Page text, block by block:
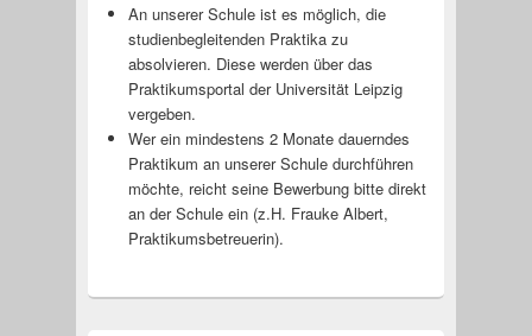
An unserer Schule ist es möglich, die
studienbegleitenden Praktika zu
absolvieren. Diese werden über das
Praktikumsportal der Universität Leipzig
vergeben.
Wer ein mindestens 2 Monate dauerndes
Praktikum an unserer Schule durchführen
möchte, reicht seine Bewerbung bitte direkt
an der Schule ein (z.H. Frauke Albert,
Praktikumsbetre­uerin).